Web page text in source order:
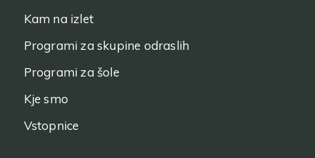
Kam na izlet
Programi za skupine odraslih
Programi za šole
Kje smo
Vstopnice